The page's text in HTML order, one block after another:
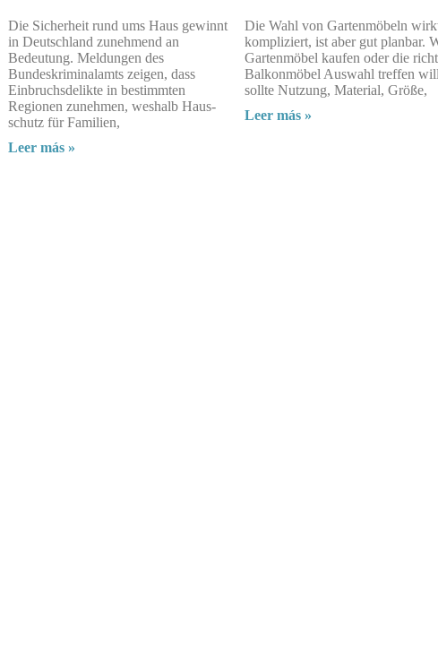
Die Sicherheit rund ums Haus gewinnt
in Deutschland zunehmend an
Bedeutung. Meldungen des
Bundeskriminalamts zeigen, dass
Einbruchsdelikte in bestimmten
Regionen zunehmen, weshalb Haus­
schutz für Familien,
Leer más »
Die Wahl von Gartenmöbeln
kompliziert, ist aber gut planbar.
Gartenmöbel kaufen oder die
Balkonmöbel Auswahl treffen
sollte Nutzung, Material, Größe,
Leer más »